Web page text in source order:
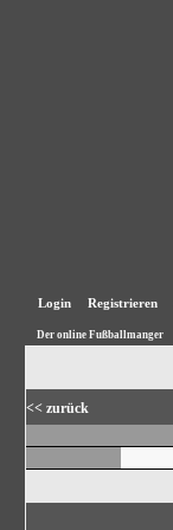
Login Registrieren
Der online Fußballmanger
<< zurück